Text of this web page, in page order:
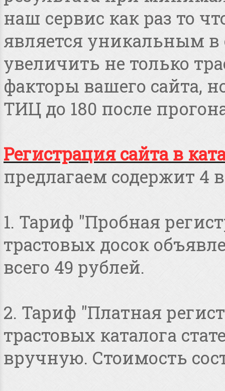
наш сервис как раз то
является уникальным в
увеличить не только
факторы вашего сайта,
ТИЦ до 180 после
Регистрация сайта в
предлагаем содержит 4
1. Тариф "Пробная
трастовых досок
всего 49 рублей.
2. Тариф "Платная
трастовых каталога
вручную. Стоимость